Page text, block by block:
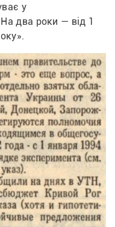
у
два роки — від 1